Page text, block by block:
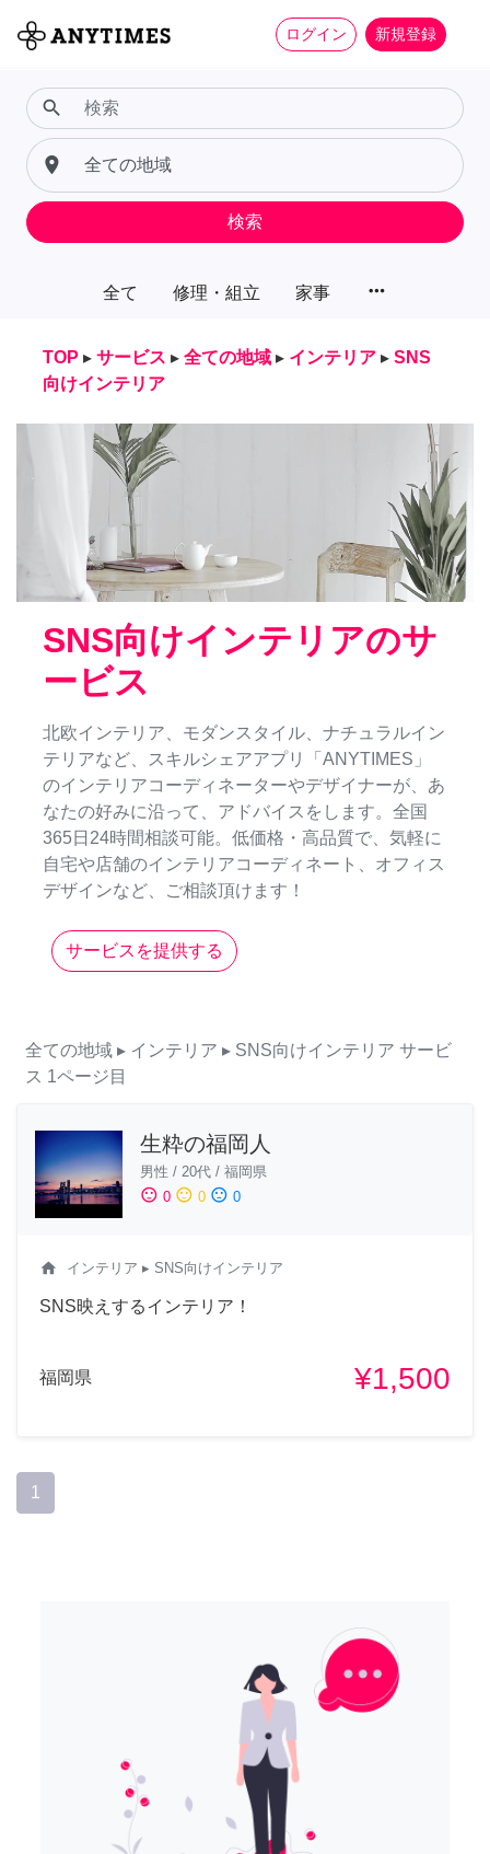
ログイン 新規登録
全て 修理・組立 家事 more_horiz
search
place
検索
TOP ▸ サービス ▸ 全ての地域 ▸ インテリア ▸ SNS
向けインテリア
SNS向けインテリアのサ
ービス
北欧インテリア、モダンスタイル、ナチュラルイン
テリアなど、スキルシェアアプリ「ANYTIMES」
のインテリアコーディネーターやデザイナーが、あ
なたの好みに沿って、アドバイスをします。全国
365日24時間相談可能。低価格・高品質で、気軽に
自宅や店舗のインテリアコーディネート、オフィス
デザインなど、ご相談頂けます！
サービスを提供する
全ての地域 ▸ インテリア ▸ SNS向けインテリア サービ
ス 1ページ目
生粋の福岡人
男性 / 20代 / 福岡県
sentiment_satisfied 0 sentiment_neutral 0 sentiment_dissatisfied 0
home インテリア ▸ SNS向けインテリア
SNS映えするインテリア！
福岡県 ¥1,500
1